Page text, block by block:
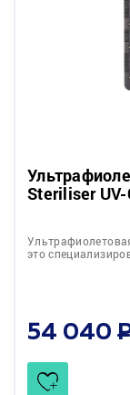
Steriliser UV-
это
54 040